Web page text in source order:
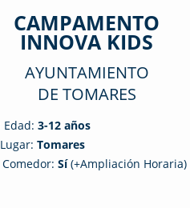
CAMPAMENTO
INNOVA KIDS
AYUNTAMIENTO
DE TOMARES
Edad: 3-12 años
Lugar: Tomares
Comedor: Sí(+Ampliación Horaria)